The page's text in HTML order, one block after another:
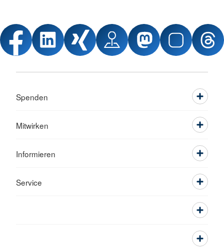
Spenden
Mitwirken
Informieren
Service